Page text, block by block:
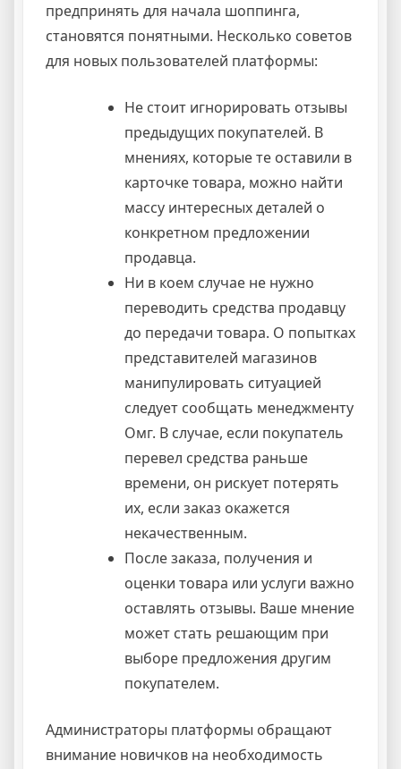
предпринять для начала шоппинга,
становятся понятными. Несколько советов
для новых пользователей платформы:
Не стоит игнорировать отзывы
предыдущих покупателей. В
мнениях, которые те оставили в
карточке товара, можно найти
массу интересных деталей о
конкретном предложении
продавца.
Ни в коем случае не нужно
переводить средства продавцу
до передачи товара. О попытках
представителей магазинов
манипулировать ситуацией
следует сообщать менеджменту
Омг. В случае, если покупатель
перевел средства раньше
времени, он рискует потерять
их, если заказ окажется
некачественным.
После заказа, получения и
оценки товара или услуги важно
оставлять отзывы. Ваше мнение
может стать решающим при
выборе предложения другим
покупателем.
Администраторы платформы обращают
внимание новичков на необходимость